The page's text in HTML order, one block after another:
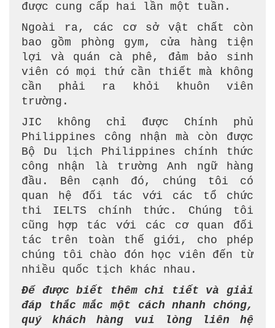
được cung cấp hai lần một tuần.
Ngoài ra, các cơ sở vật chất còn
bao gồm phòng gym, cửa hàng tiện
lợi và quán cà phê, đảm bảo sinh
viên có mọi thứ cần thiết mà không
cần phải ra khỏi khuôn viên
trường.
JIC không chỉ được Chính phủ
Philippines công nhận mà còn được
Bộ Du lịch Philippines chính thức
công nhận là trường Anh ngữ hàng
đầu. Bên cạnh đó, chúng tôi có
quan hệ đối tác với các tổ chức
thi IELTS chính thức. Chúng tôi
cũng hợp tác với các cơ quan đối
tác trên toàn thế giới, cho phép
chúng tôi chào đón học viên đến từ
nhiều quốc tịch khác nhau.
Để được biết thêm chi tiết và giải
đáp thắc mắc một cách nhanh chóng,
quý khách hàng vui lòng liên hệ